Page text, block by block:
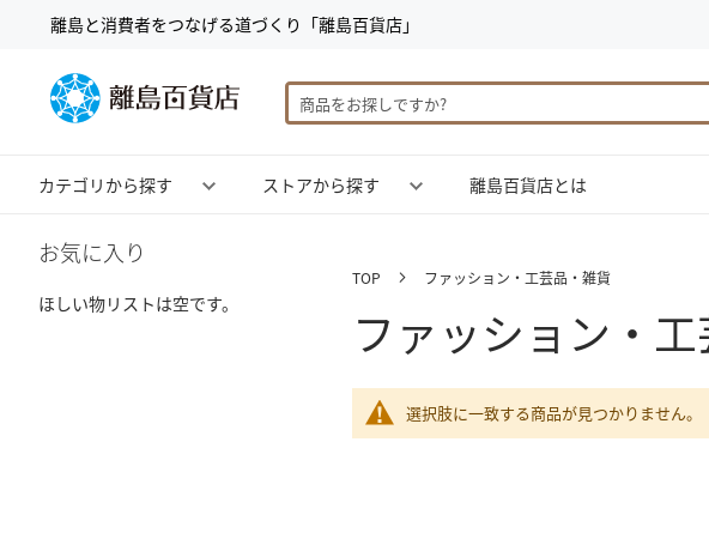
コ
テ
ン
ツ
キ
プ
離島と消費者をつなげる道づくり「離島百貨店」
検
カテゴリから探す ストアから探す 離島百貨店とは
TOP ファッション・工芸品・雑貨
ファッション・
選択肢に一致する商品が見つかりません。
お気に入り
ほしい物リストは空です。